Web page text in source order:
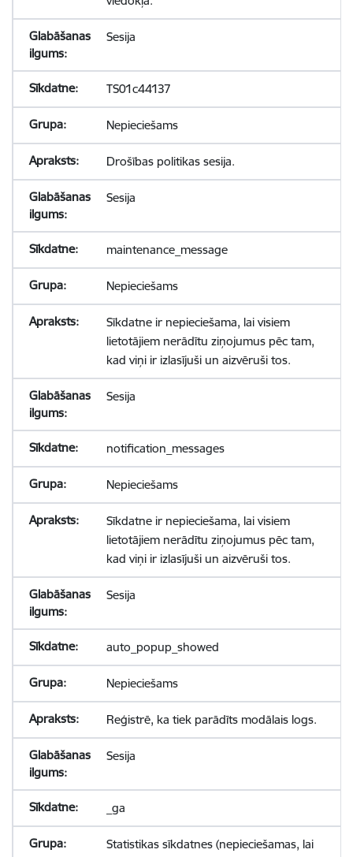
Sesija
TS01c44137
Nepieciešams
Drošības politikas sesija.
Sesija
maintenance_message
Nepieciešams
Sīkdatne ir nepieciešama, lai visiem
lietotājiem nerādītu ziņojumus pēc tam,
kad viņi ir izlasījuši un aizvēruši tos.
Sesija
notification_messages
Nepieciešams
Sīkdatne ir nepieciešama, lai visiem
lietotājiem nerādītu ziņojumus pēc tam,
kad viņi ir izlasījuši un aizvēruši tos.
Sesija
auto_popup_showed
Nepieciešams
Reģistrē, ka tiek parādīts modālais logs.
Sesija
_ga
Statistikas sīkdatnes (nepieciešamas, lai